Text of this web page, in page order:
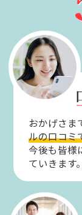
おかげさま
ルの口コミ
今後も皆様
ていきます。